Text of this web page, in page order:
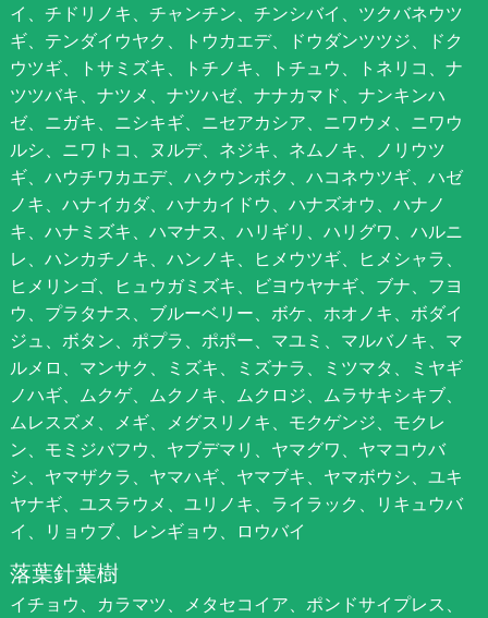
イ、チドリノキ、チャンチン、チンシバイ、ツクバネウツ
ギ、テンダイウヤク、トウカエデ、ドウダンツツジ、ドク
ウツギ、トサミズキ、トチノキ、トチュウ、トネリコ、ナ
ツツバキ、ナツメ、ナツハゼ、ナナカマド、ナンキンハ
ゼ、ニガキ、ニシキギ、ニセアカシア、ニワウメ、ニワウ
ルシ、ニワトコ、ヌルデ、ネジキ、ネムノキ、ノリウツ
ギ、ハウチワカエデ、ハクウンボク、ハコネウツギ、ハゼ
ノキ、ハナイカダ、ハナカイドウ、ハナズオウ、ハナノ
キ、ハナミズキ、ハマナス、ハリギリ、ハリグワ、ハルニ
レ、ハンカチノキ、ハンノキ、ヒメウツギ、ヒメシャラ、
ヒメリンゴ、ヒュウガミズキ、ビヨウヤナギ、ブナ、フヨ
ウ、プラタナス、ブルーベリー、ボケ、ホオノキ、ボダイ
ジュ、ボタン、ポプラ、ポポー、マユミ、マルバノキ、マ
ルメロ、マンサク、ミズキ、ミズナラ、ミツマタ、ミヤギ
ノハギ、ムクゲ、ムクノキ、ムクロジ、ムラサキシキブ、
ムレスズメ、メギ、メグスリノキ、モクゲンジ、モクレ
ン、モミジバフウ、ヤブデマリ、ヤマグワ、ヤマコウバ
シ、ヤマザクラ、ヤマハギ、ヤマブキ、ヤマボウシ、ユキ
ヤナギ、ユスラウメ、ユリノキ、ライラック、リキュウバ
イ、リョウブ、レンギョウ、ロウバイ
落葉針葉樹
イチョウ、カラマツ、メタセコイア、ポンドサイプレス、